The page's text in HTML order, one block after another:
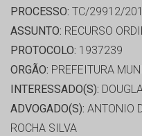
PROCESSO: TC/29912/
ASSUNTO: RECURSO
PROTOCOLO: 1937239
ORGÃO: PREFEITURA
INTERESSADO(S):
ADVOGADO(S): ANTONIO
ROCHA SILVA